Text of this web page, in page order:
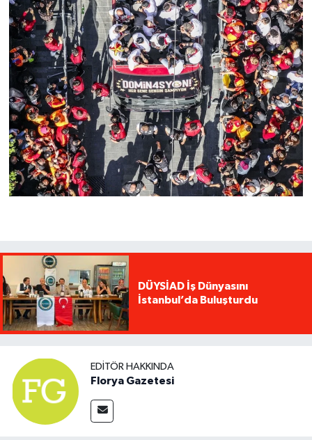
DÜYSİAD İş Dünyasını
İstanbul’da Buluşturdu
EDITÖR HAKKINDA
Florya Gazetesi